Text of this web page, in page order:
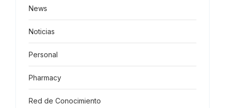
News
Noticias
Personal
Pharmacy
Red de Conocimiento